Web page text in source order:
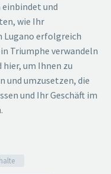
einbindet und
wie Ihr
Lugano erfolgreich
Triumphe verwandeln
hier, um Ihnen zu
und umzusetzen, die
und Ihr Geschäft im